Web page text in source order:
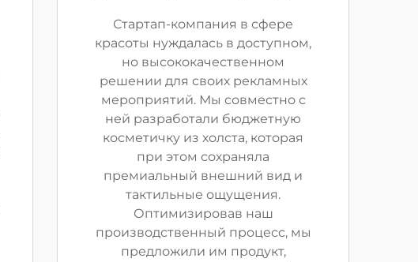
Стартап-компания в сфере
красоты нуждалась в доступном,
но высококачественном
решении для своих рекламных
мероприятий. Мы совместно с
ней разработали бюджетную
косметичку из холста, которая
при этом сохраняла
премиальный внешний вид и
тактильные ощущения.
Оптимизировав наш
производственный процесс, мы
предложили им продукт,